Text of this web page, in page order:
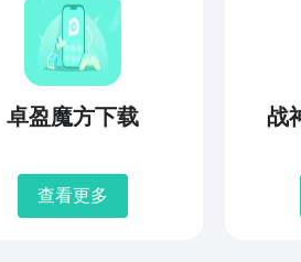
卓盈魔方下载
查看更多
战